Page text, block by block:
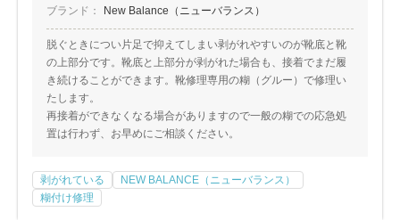
ブランド：
New Balance（ニューバランス）
脱ぐときについ片足で抑えてしまい剥がれやすいのが靴底と靴
の上部分です。靴底と上部分が剥がれた場合も、接着でまだ履
き続けることができます。靴修理専用の糊（グルー）で修理い
たします。
再接着ができなくなる場合がありますので一般の糊での応急処
置は行わず、お早めにご相談ください。
剥がれている
NEW BALANCE（ニューバランス）
糊付け修理